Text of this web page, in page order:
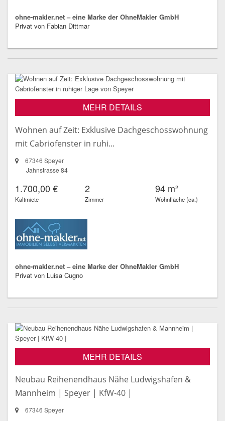
ohne-makler.net – eine Marke der OhneMakler GmbH
Privat von Fabian Dittmar
MEHR DETAILS
Wohnen auf Zeit: Exklusive Dachgeschosswohnung
mit Cabriofenster in ruhi...
67346 Speyer
Jahnstrasse 84
1.700,00 €
Kaltmiete
2
Zimmer
94 m²
Wohnfläche (ca.)
ohne-makler.net – eine Marke der OhneMakler GmbH
Privat von Luisa Cugno
MEHR DETAILS
Neubau Reihenendhaus Nähe Ludwigshafen &
Mannheim | Speyer | KfW-40 |
67346 Speyer